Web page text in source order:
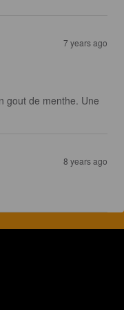
7 years ago
gout de menthe. Une
8 years ago